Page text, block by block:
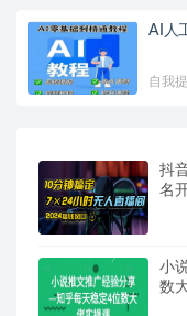
AI人
自我
抖
名
小
数